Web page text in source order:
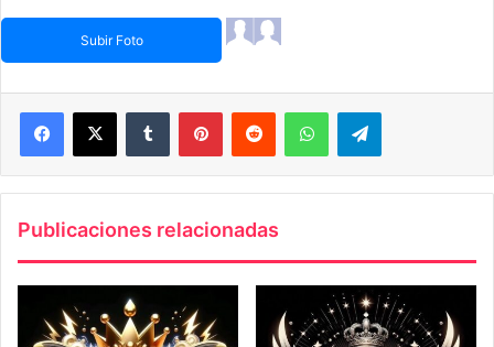
Subir Foto
Facebook
X Tumblr PinterestReddit WhatsAppTelegram
Publicaciones relacionadas